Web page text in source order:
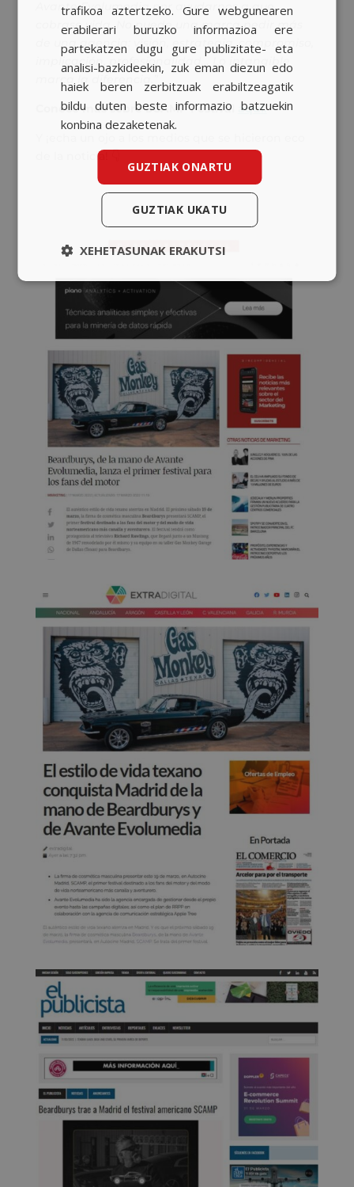
Avante Evolumedia por ayudarnos a que
cobrase vida. No puede una marca pedir más
de una agencia: visión, estrategia, compromiso,
implicación, profesionalidad… Lo intangible
marca la diferencia.”
Conoce más sobre SCAMP Festival aquí.
de la noticia! 👇
ENGLISH
trafikoa aztertzeko. Gure webgunearen
erabilerari buruzko informazioa ere
partekatzen dugu gure publizitate- eta
analisi-bazkideekin, zuk eman diezun edo
haiek beren zerbitzuak erabiltzeagatik
bildu duten beste informazio batzuekin
konbina dezaketenak.
GUZTIAK ONARTU
GUZTIAK UKATU
XEHETASUNAK ERAKUTSI